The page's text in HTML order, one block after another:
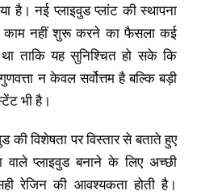
है। नई प्लाइवुड प्लांट की स्थापना
काम नहीं शुरू करने का फैसला कई
ताकि यह सुनिश्चित हो सके कि
गुणवत्ता न केवल सर्वोत्तम है बल्कि बड़ी
भी है।
की विशेषता पर विस्तार से बताते हुए
वाले प्लाइवुड बनाने के लिए अच्छी
रेजिन की आवश्यकता होती है।